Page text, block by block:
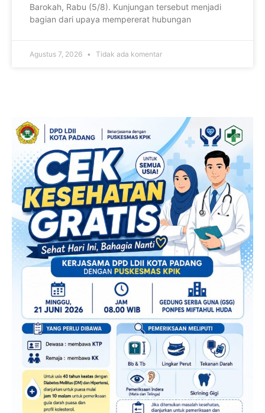
Barokah, Rabu (5/8). Kunjungan tersebut menjadi
bagian dari upaya mempererat hubungan
Agustus 7, 2026 Tidak ada komentar